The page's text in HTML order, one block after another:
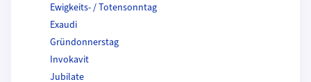
Ewigkeits- / Totensonntag
Exaudi
Gründonnerstag
Invokavit
Jubilate